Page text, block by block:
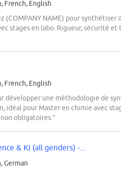
French, English
NAME) pour synthétiser
stages en labo. Rigueur, sécurité et
French, English
développer une méthodologie de
idéal pour Master en chimie avec
obligatoires.”
& KI (all genders) -...
German